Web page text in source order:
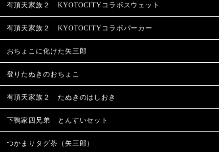
有頂天家族２ KYOTOCITYコラボスウェット
有頂天家族２ KYOTOCITYコラボパーカー
おちょこに化けた矢三郎
登りたぬきのおちょこ
有頂天家族２ たぬきのはしおき
下鴨家四兄弟 とんすいセット
つかまりタグ茶（矢三郎）